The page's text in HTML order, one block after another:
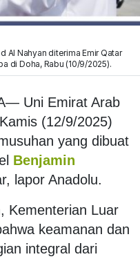
Al Nahyan diterima Emir Qatar
di Doha, Rabu (10/9/2025).
Uni Emirat Arab
(12/9/2025)
yang dibuat
Benjamin
lapor Anadolu.
Kementerian Luar
keamanan dan
integral dari